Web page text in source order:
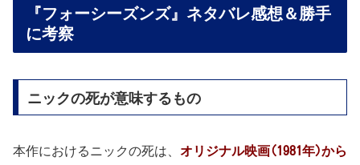
『フォーシーズンズ』ネタバレ感想＆勝手
に考察
ニックの死が意味するもの
本作におけるニックの死は、 オリジナル映画(1981年)から